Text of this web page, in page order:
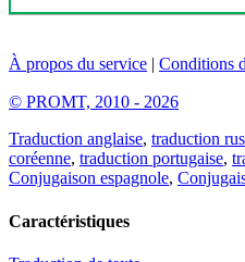
À propos du service | Conditions
© PROMT, 2010 - 2026
Traduction anglaise, traduction
coréenne, traduction portugaise,
Conjugaison espagnole,
Caractéristiques